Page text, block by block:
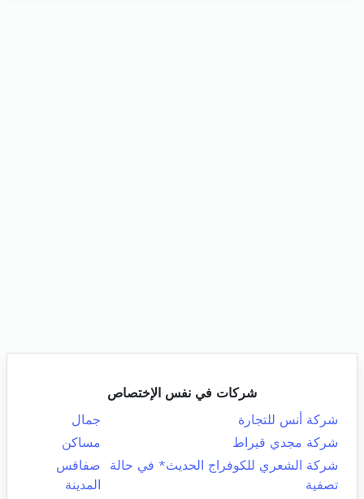
شركات في نفس الإختصاص
شركة أنس للتجارة
جمال
شركة مجدي قيراط
مساكن
شركة الشعري للكوفراج الحديث* في حالة
تصفية
صفاقس
المدينة